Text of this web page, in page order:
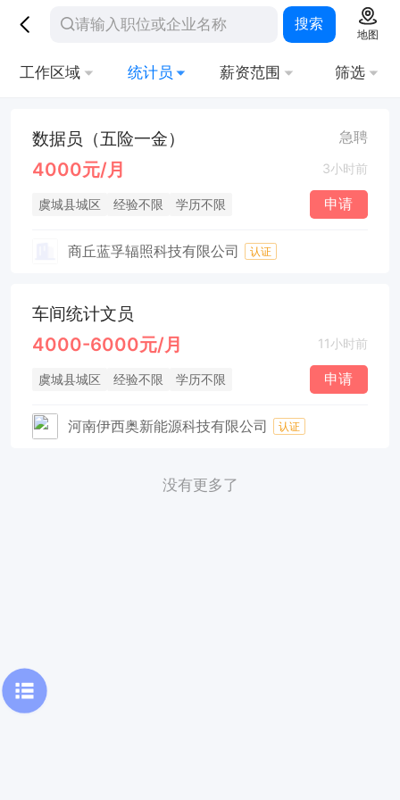
搜索
地图
工作区域 统计员 薪资范围 筛选
数据员（五险一金） 急聘
4000元/月 3小时前
虞城县城区 经验不限 学历不限 申请
商丘蓝孚辐照科技有限公司 认证
车间统计文员
4000-6000元/月 11小时前
虞城县城区 经验不限 学历不限 申请
河南伊西奥新能源科技有限公司 认证
没有更多了